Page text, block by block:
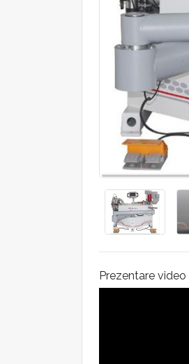
Prezentare video